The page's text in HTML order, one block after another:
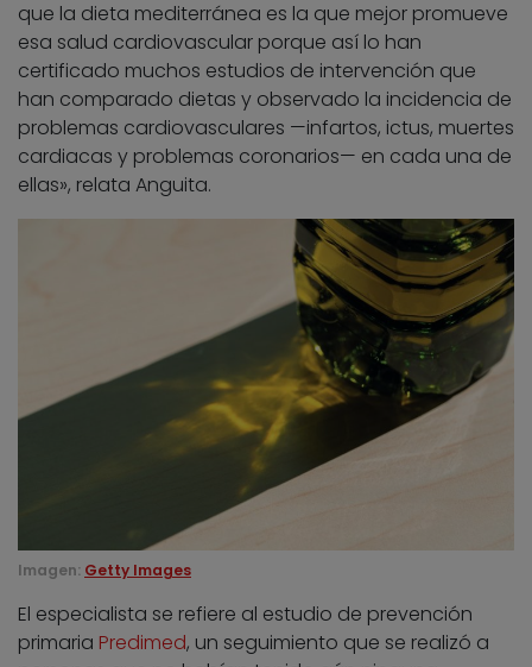
que la dieta mediterránea es la que mejor promueve
esa salud cardiovascular porque así lo han
certificado muchos estudios de intervención que
han comparado dietas y observado la incidencia de
problemas cardiovasculares —infartos, ictus, muertes
cardiacas y problemas coronarios— en cada una de
ellas», relata Anguita.
Imagen: Getty Images
El especialista se refiere al estudio de prevención
primaria Predimed, un seguimiento que se realizó a